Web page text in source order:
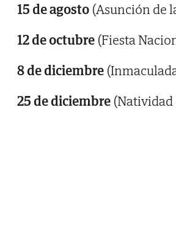
15 de agosto (Asunción de
12 de octubre (Fiesta
8 de diciembre
25 de diciembre (Natividad